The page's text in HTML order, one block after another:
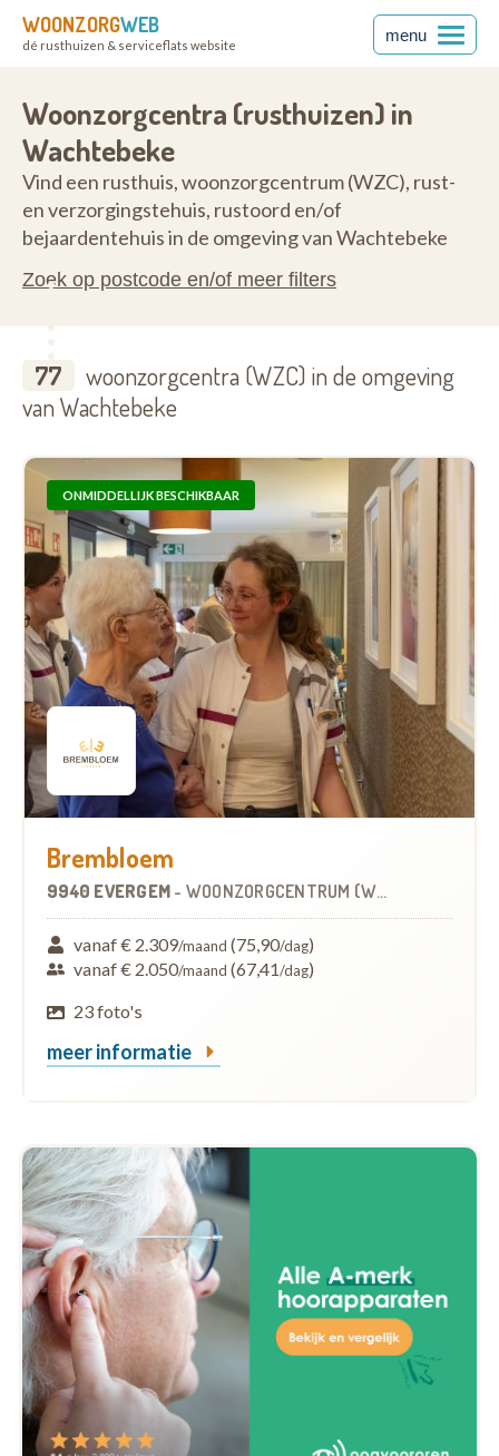
WOONZORGWEB
dé rusthuizen & serviceflats website
menu
Woonzorgcentra (rusthuizen) in
Wachtebeke
Vind een rusthuis, woonzorgcentrum (WZC), rust-
en verzorgingstehuis, rustoord en/of
bejaardentehuis in de omgeving van Wachtebeke
Zoek op postcode en/of meer filters
77
woonzorgcentra (WZC) in de omgeving
van Wachtebeke
ONMIDDELLIJK BESCHIKBAAR
Brembloem
9940 EVERGEM - WOONZORGCENTRUM (WZC)
vanaf € 2.309/maand (75,90/dag)
vanaf € 2.050/maand (67,41/dag)
23 foto's
meer informatie